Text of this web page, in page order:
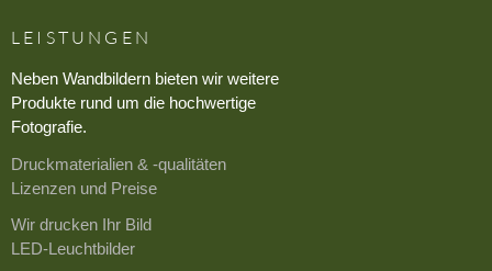
LEISTUNGEN
Neben Wandbildern bieten wir weitere
Produkte rund um die hochwertige
Fotografie.
Druckmaterialien & -qualitäten
Lizenzen und Preise
Wir drucken Ihr Bild
LED-Leuchtbilder